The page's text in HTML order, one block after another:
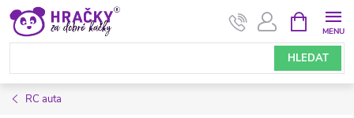
Přejít
obsah
HLEDAT
NÁKUPNÍ
KOŠÍK
RC auta